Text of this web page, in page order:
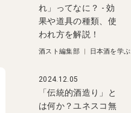
れ」ってなに？ - 効
果や道具の種類、使
われ方を解説！
酒スト編集部| 日本酒を学ぶ
2024.12.05
「伝統的酒造り」と
は何か？ユネスコ無